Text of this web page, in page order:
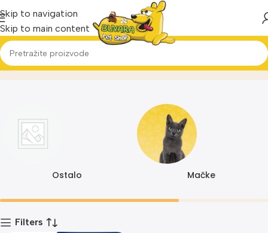
Skip to navigation
Skip to main content
0684Home Proizvod
Ostalo Mačke
Filters